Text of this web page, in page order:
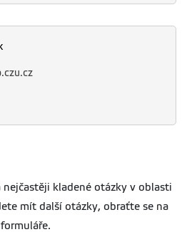
kladené otázky v oblasti
mít další otázky, obraťte se na